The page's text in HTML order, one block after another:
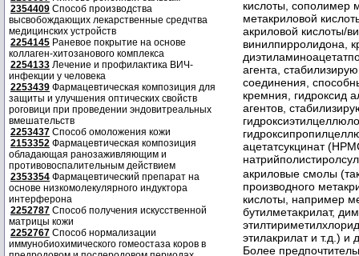
2354409 Способ производства
высвобождающих лекарственные средчтва
медицинских устройств
2254145 Раневое покрытие на основе
коллаген-хитозанового комплекса
2254133 Лечение и профилактика ВИЧ-
инфекции у человека
2253439 Фармацевтическая композиция для
защиты и улучшения оптических свойств
роговици при проведении эндовитреальных
вмешательств
2253437 Способ омоложения кожи
2153352 Фармацевтическая композиция
обладающая ранозаживляющим и
противовоспалительным действием
2353354 Фармацевтический препарат на
основе низкомолекулярного индуктора
интерферона
2252787 Способ получения искусственной
матрицы кожи
2252767 Способ нормализации
иммунобиохимического гомеостаза коров в
кислоты, сополимер
метакриловой
акриловой кислоты/
винилпирролидона,
агента,
соединения,
кремния, гидроксид
агентов,
ацетатсукцинат